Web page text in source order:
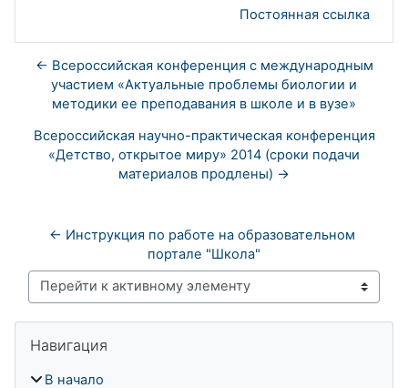
Постоянная ссылка
← Всероссийская конференция с международным
участием «Актуальные проблемы биологии и
методики ее преподавания в школе и в вузе»
Всероссийская научно-практическая конференция
«Детство, открытое миру» 2014 (сроки подачи
материалов продлены) →
← Инструкция по работе на образовательном
портале "Школа"
Перейти к активному элементу
Блоки
Навигация
В начало